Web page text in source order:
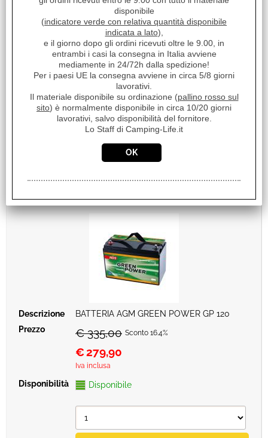
BATTERIA AGM GREEN POWER GP 100B
€ 422,12 Sconto 38.4%
€259,90
Disponibile
BATTERIA AGM GREEN POWER GP 120
€ 335,00 Sconto 16.4%
€279,90
Iva inclusa
Disponibile
disponibile
(indicatore verde con relativa quantità disponibile
indicata a lato),
e il giorno dopo gli ordini ricevuti oltre le 9.00, in
entrambi i casi la consegna in Italia avviene
mediamente in 24/72h dalla spedizione!
Per i paesi UE la consegna avviene in circa 5/8 giorni
lavorativi.
Il materiale disponibile su ordinazione (pallino rosso sul
sito) è normalmente disponibile in circa 10/20 giorni
lavorativi, salvo disponibilità del fornitore.
Lo Staff di Camping-Life.it